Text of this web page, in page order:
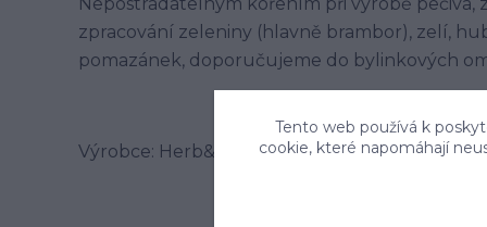
zpracování zeleniny (hlavně brambor), zelí,
pomazánek, doporučujeme do bylinkových
Výrobce: Herb&Spice market s.r.o. ,
Tento web používá k
cookie, které napomáhají